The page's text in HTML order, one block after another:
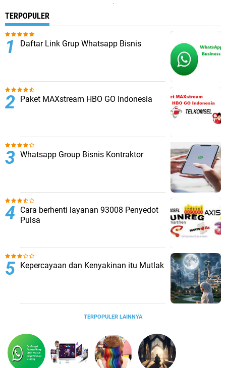
TERPOPULER
Daftar Link Grup Whatsapp Bisnis
Paket MAXstream HBO GO Indonesia
Whatsapp Group Bisnis Kontraktor
Cara berhenti layanan 93008 Penyedot
Pulsa
Kepercayaan dan Kenyakinan itu Mutlak
TERPOPULER LAINNYA